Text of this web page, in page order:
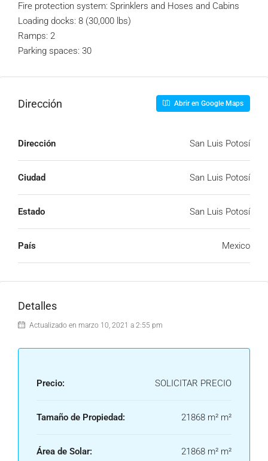
Fire protection system: Sprinklers and Hoses and Cabins
Loading docks: 8 (30,000 lbs)
Ramps: 2
Parking spaces: 30
Dirección Abrir en Google Maps
Dirección San Luis Potosí
Ciudad San Luis Potosí
Estado San Luis Potosí
País Mexico
Detalles
Actualizado en marzo 10, 2021 a 2:55 pm
Precio: SOLICITAR PRECIO
Tamaño de Propiedad: 21868 m² m²
Área de Solar: 21868 m² m²